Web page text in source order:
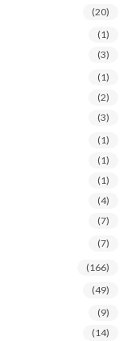
(20)
(1)
(3)
(1)
(2)
(3)
(1)
(1)
(1)
(4)
(7)
(7)
(166)
(49)
(9)
(14)